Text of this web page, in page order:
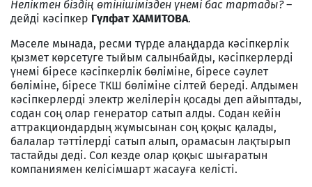
Неліктен біздің өтінішімізден үнемі бас тартады? –
дейді кәсіпкер Гүлфат ХАМИТОВА.
Мәселе мынада, ресми түрде алаңдарда кәсіпкерлік
қызмет көрсетуге тыйым салынбайды, кәсіпкерлерді
үнемі біресе кәсіпкерлік бөліміне, біресе сәулет
бөліміне, біресе ТКШ бөліміне сілтей береді. Алдымен
кәсіпкерлерді электр желілерін қосады деп айыптады,
содан соң олар генератор сатып алды. Содан кейін
аттракциондардың жұмысынан соң қоқыс қалады,
балалар тәттілерді сатып алып, орамасын лақтырып
тастайды деді. Сол кезде олар қоқыс шығаратын
компаниямен келісімшарт жасауға келісті.